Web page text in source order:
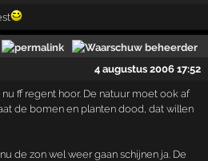
4 augustus 2006 17:52
ff regent hoor. De natuur moet ook af
de bomen en planten dood, dat willen
de zon wel weer gaan schijnen ja. De